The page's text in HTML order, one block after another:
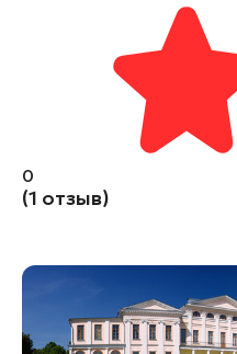
0
(1 отзыв)